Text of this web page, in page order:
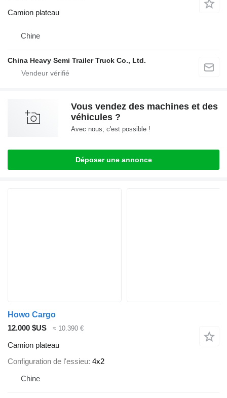
Camion plateau
Chine
China Heavy Semi Trailer Truck Co., Ltd.
Vous vendez des machines et des
véhicules ?
Avec nous, c'est possible !
Déposer une annonce
Howo Cargo
12.000 $US
≈ 10.390 €
Camion plateau
Configuration de l'essieu 4x2
Chine